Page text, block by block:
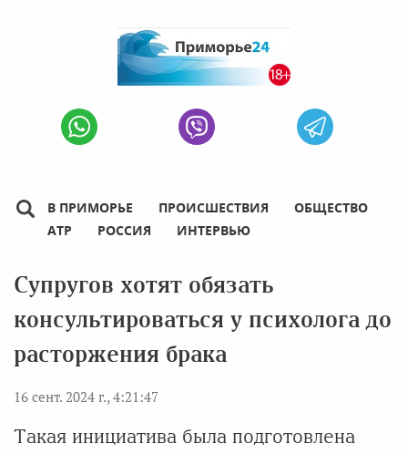
В ПРИМОРЬЕ ПРОИСШЕСТВИЯ
ОБЩЕСТВО
АТР
РОССИЯ ИНТЕРВЬЮ
Супругов хотят обязать
консультироваться у психолога до
расторжения брака
16 сент. 2024 г., 4:21:47
Такая инициатива была подготовлена